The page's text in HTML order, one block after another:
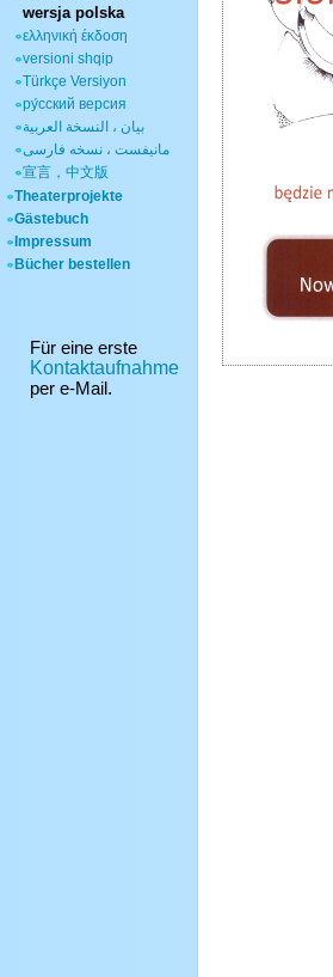
wersja polska
ελληνική έκδοση
versioni shqip
Türkçe Versiyon
ру́сский версия
بيان ، النسخة العربية
مانیفست ، نسخه فارسی
宣言，中文版
Theaterprojekte
Gästebuch
Impressum
Bücher bestellen
Für eine erste
Kontaktaufnahme
per e-Mail.